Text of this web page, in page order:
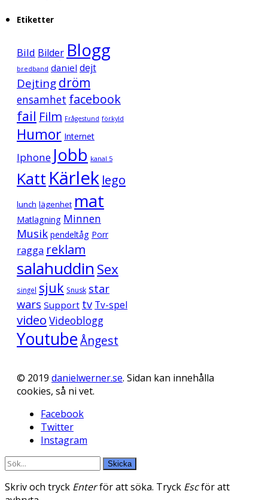
Etiketter
Bild Bilder Blogg
bredband daniel dejt
Dejtingdröm
ensamhet facebook
fail Film Frågestund förkyld
Humor Internet
Iphone Jobb kanal 5
Katt Kärlek lego
lunch lägenhet mat
Matlagning Minnen
Musik pendeltåg Porr
ragga reklam
salahuddin Sex
singel sjuk Snusk star
wars Support tv Tv-spel
video Videoblogg
YoutubeÅngest
© 2019 danielwerner.se. Sidan kan innehålla
cookies, så ni vet.
Facebook
Twitter
Instagram
Skicka
Skriv och tryck Enterför att söka. Tryck Escför att